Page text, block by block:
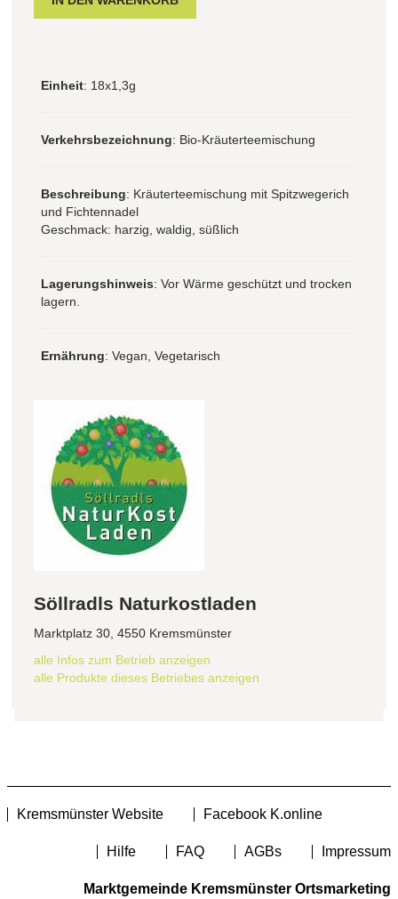
Einheit: 18x1,3g
Verkehrsbezeichnung: Bio-Kräuterteemischung
Beschreibung: Kräuterteemischung mit Spitzwegerich
und Fichtennadel
Geschmack: harzig, waldig, süßlich
Lagerungshinweis: Vor Wärme geschützt und trocken
lagern.
Ernährung: Vegan, Vegetarisch
Söllradls Naturkostladen
Marktplatz 30, 4550 Kremsmünster
alle Infos zum Betrieb anzeigen
alle Produkte dieses Betriebes anzeigen
Kremsmünster Website Facebook K.online
Hilfe FAQ AGBs Impressum
Marktgemeinde Kremsmünster Ortsmarketing